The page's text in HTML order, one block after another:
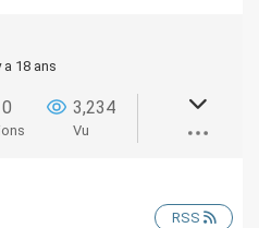
a 18 ans
0 3,234
Vu
RSS